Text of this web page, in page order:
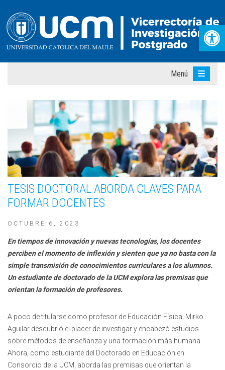
Menú
TESIS DOCTORAL ABORDA CLAVES PARA
FORMAR DOCENTES
OCTUBRE 6, 2023
En tiempos de innovación y nuevas tecnologías, los docentes
perciben el momento de inflexión y sienten que ya no basta con la
simple transmisión de conocimientos curriculares a los alumnos.
Un estudiante de doctorado de la UCM explora las premisas que
orientan la formación de profesores.
A poco de titularse como profesor de Educación Física, Mirko
Aguilar descubrió el placer de investigar y encabezó estudios
sobre métodos de enseñanza y una formación más humana.
Ahora, como estudiante del Doctorado en Educación en
Consorcio de la UCM, aborda las premisas que orientan la